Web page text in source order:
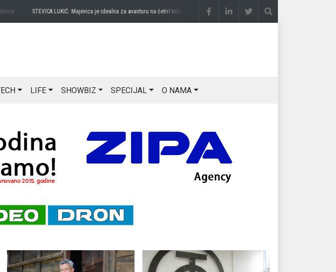
STEVICA LUKIĆ: Majevica je idealna za avanturu na četiri točkaprije 2 sedmice DRAGAN OSTOJIĆ: Moj karakter je
LIFE SHOWBIZ SPECIJAL O NAMA